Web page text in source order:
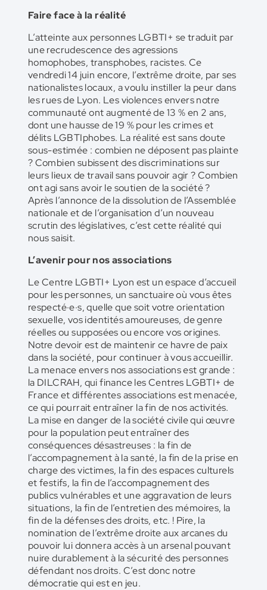
Faire face à la réalité
L’atteinte aux personnes LGBTI+ se traduit par
une recrudescence des agressions
homophobes, transphobes, racistes. Ce
vendredi 14 juin encore, l’extrême droite, par ses
nationalistes locaux, a voulu instiller la peur dans
les rues de Lyon. Les violences envers notre
communauté ont augmenté de 13 % en 2 ans,
dont une hausse de 19 % pour les crimes et
délits LGBTIphobes. La réalité est sans doute
sous-estimée : combien ne déposent pas plainte
? Combien subissent des discriminations sur
leurs lieux de travail sans pouvoir agir ? Combien
ont agi sans avoir le soutien de la société ?
Après l’annonce de la dissolution de l’Assemblée
nationale et de l’organisation d’un nouveau
scrutin des législatives, c’est cette réalité qui
nous saisit.
L’avenir pour nos associations
Le Centre LGBTI+ Lyon est un espace d’accueil
pour les personnes, un sanctuaire où vous êtes
respecté·e·s, quelle que soit votre orientation
sexuelle, vos identités amoureuses, de genre
réelles ou supposées ou encore vos origines.
Notre devoir est de maintenir ce havre de paix
dans la société, pour continuer à vous accueillir.
La menace envers nos associations est grande :
la DILCRAH, qui finance les Centres LGBTI+ de
France et différentes associations est menacée,
ce qui pourrait entraîner la fin de nos activités.
La mise en danger de la société civile qui œuvre
pour la population peut entraîner des
conséquences désastreuses : la fin de
l’accompagnement à la santé, la fin de la prise en
charge des victimes, la fin des espaces culturels
et festifs, la fin de l’accompagnement des
publics vulnérables et une aggravation de leurs
situations, la fin de l’entretien des mémoires, la
fin de la défenses des droits, etc. ! Pire, la
nomination de l’extrême droite aux arcanes du
pouvoir lui donnera accès à un arsenal pouvant
nuire durablement à la sécurité des personnes
défendant nos droits. C’est donc notre
démocratie qui est en jeu.